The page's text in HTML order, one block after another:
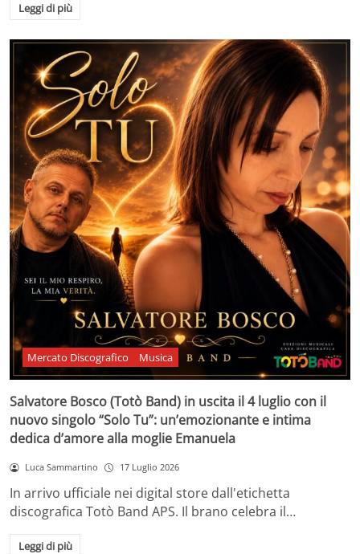
Leggi di più
Mercato Discografico Musica
Salvatore Bosco (Totò Band) in uscita il 4 luglio con il
nuovo singolo “Solo Tu”: un’emozionante e intima
dedica d’amore alla moglie Emanuela
Luca Sammartino 17 Luglio 2026
In arrivo ufficiale nei digital store dall'etichetta
discografica Totò Band APS. Il brano celebra il…
Leggi di più